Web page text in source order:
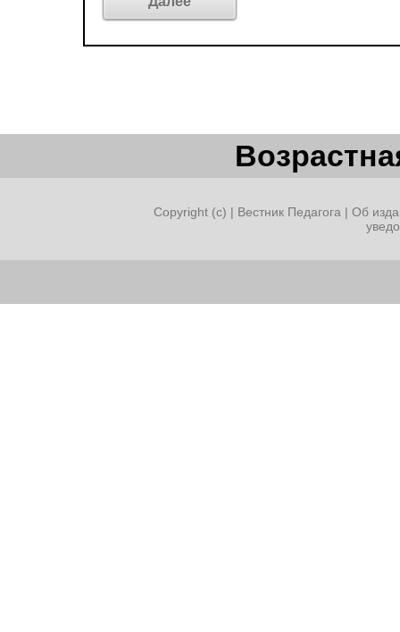
Copyright (c) | Вестник Педагога | Об